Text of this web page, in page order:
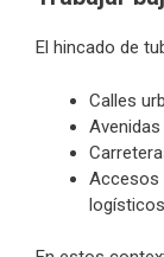
El hincado de
Calles
Accesos
logísticos